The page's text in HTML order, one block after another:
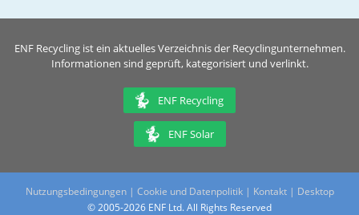
ENF Recycling ist ein aktuelles Verzeichnis der Recyclingunternehmen.
Informationen sind geprüft, kategorisiert und verlinkt.
ENF Recycling
ENF Solar
Nutzungsbedingungen| Cookie und Datenpolitik| Kontakt | Desktop
© 2005-2026 ENF Ltd. All Rights Reserved